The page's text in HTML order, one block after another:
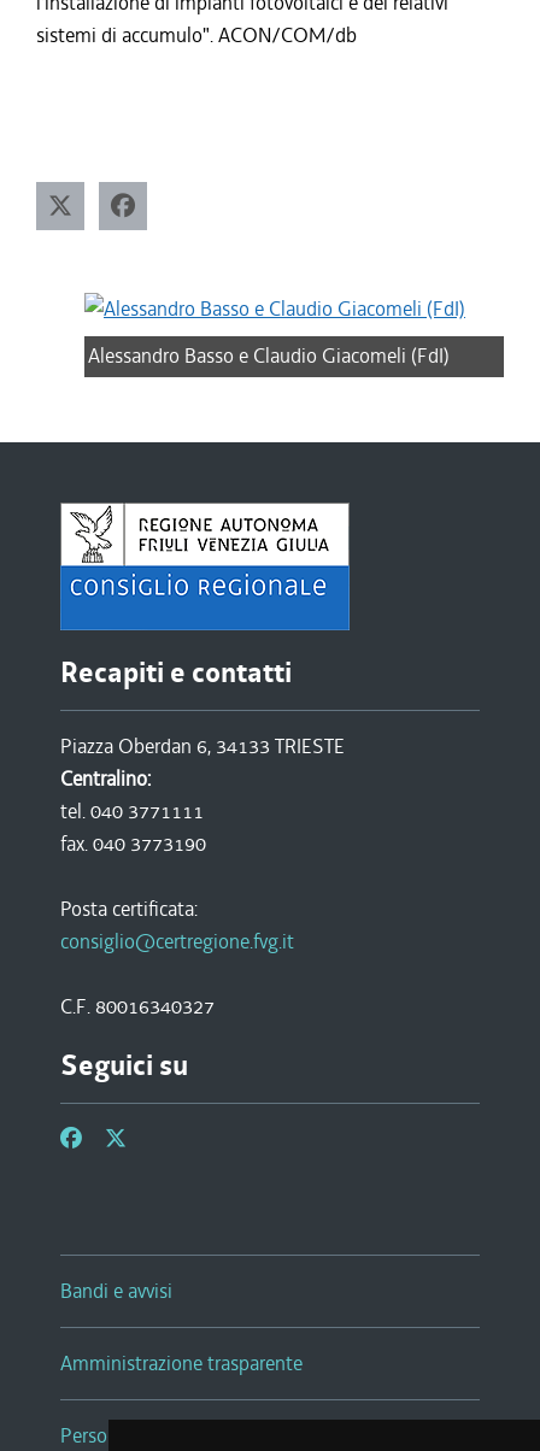
sistemi di accumulo". ACON/COM/db
Alessandro Basso e Claudio Giacomeli (FdI)
Recapiti e contatti
Piazza Oberdan 6, 34133 TRIESTE
Centralino:
tel. 040 3771111
fax. 040 3773190
Posta certificata:
consiglio@certregione.fvg.it
C.F. 80016340327
Seguici su
Bandi e avvisi
Amministrazione trasparente
Persone e Uffici